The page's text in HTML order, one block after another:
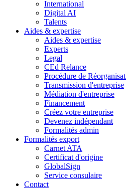
International
Digital AI
Talents
Aides & expertise
Aides & expertise
Experts
Legal
CEd Relance
Procédure de
Transmission d'entreprise
Médiation d'entreprise
Financement
Créez votre entreprise
Devenez indépendant
Formalités admin
Formalités export
Carnet ATA
Certificat d'origine
GlobalSign
Service consulaire
Contact